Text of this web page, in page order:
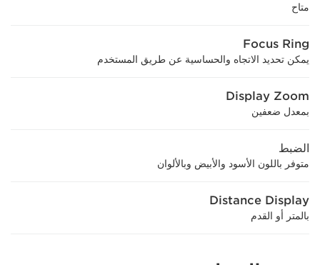
متاح
Focus Ring
يمكن تحديد الاتجاه والحساسية عن طريق المستخدم
Display Zoom
بمعدل ضعفين
الضبط
متوفر باللون الأسود والأبيض وبالألوان
Distance Display
بالمتر أو القدم